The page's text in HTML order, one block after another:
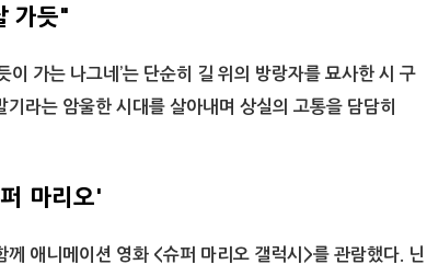
가듯"
이 가는 나그네’는 단순히 길 위의 방랑자를 묘사한 시 구
기라는 암울한 시대를 살아내며 상실의 고통을 담담히
마리오'
께 애니메이션 영화 <슈퍼 마리오 갤럭시>를 관람했다. 닌